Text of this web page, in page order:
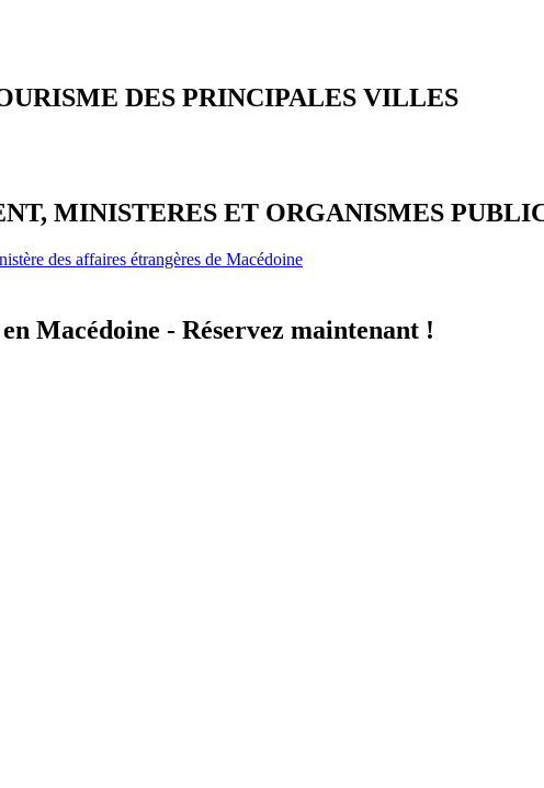
DES PRINCIPALES VILLES
MINISTERES ET ORGANISMES
des affaires étrangères de Macédoine
Macédoine - Réservez maintenant !